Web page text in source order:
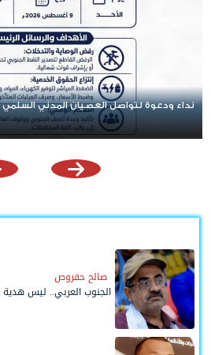
لتواصل العصيان المدني السلمي في
صالح حقروص
الجنوب العربي.. ليس